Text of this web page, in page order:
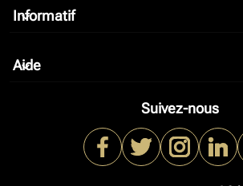
Informatif
keyboard_arrow_down
Aide
keyboard_arrow_down
Suivez-nous